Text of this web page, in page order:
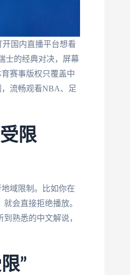
国内直播平台想看
士的经典对决，屏幕
赛事版权只覆盖中
流畅观看NBA、足
限
域限制。比如你在
会直接拒绝播放。
熟悉的中文解说，
”